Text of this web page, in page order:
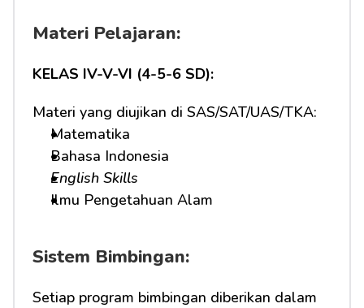
Materi Pelajaran:
KELAS IV-V-VI (4-5-6 SD):
Materi yang diujikan di SAS/SAT/UAS/TKA:
Matematika
Bahasa Indonesia
English Skills
Ilmu Pengetahuan Alam
Sistem Bimbingan:
Setiap program bimbingan diberikan dalam